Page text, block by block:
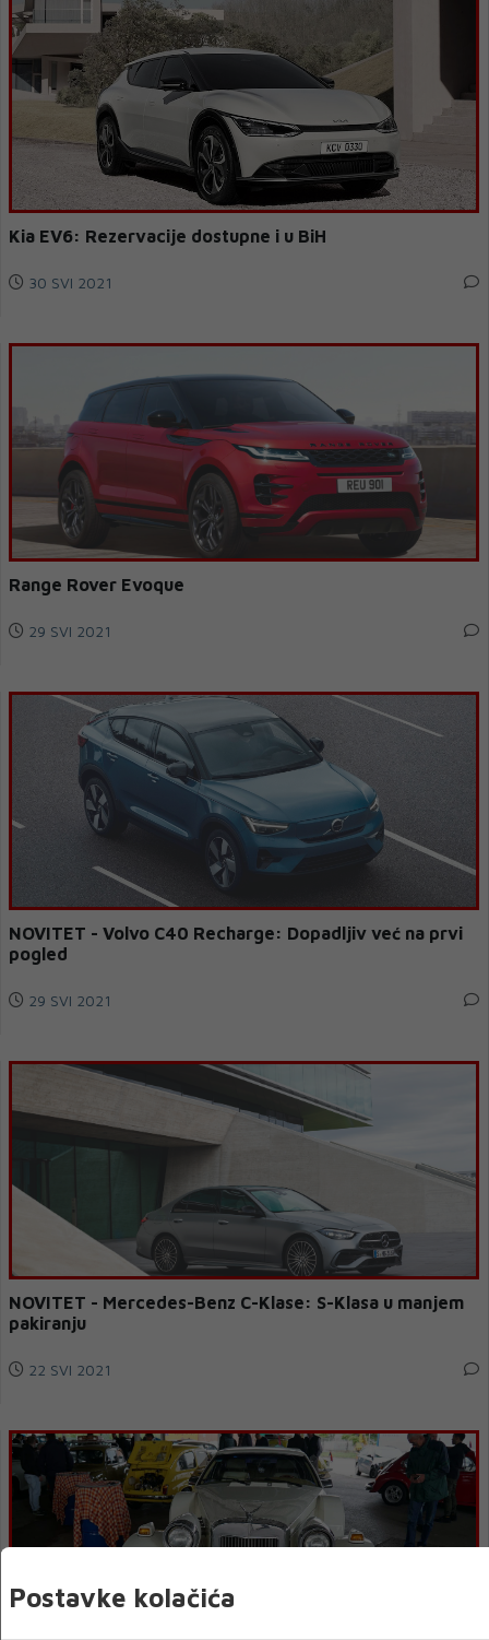
Kia EV6: Rezervacije dostupne i u BiH
30 SVI 2021
Range Rover Evoque
29 SVI 2021
NOVITET - Volvo C40 Recharge: Dopadljiv već na prvi
pogled
29 SVI 2021
NOVITET - Mercedes-Benz C-Klase: S-Klasa u manjem
pakiranju
22 SVI 2021
Postavke kolačića